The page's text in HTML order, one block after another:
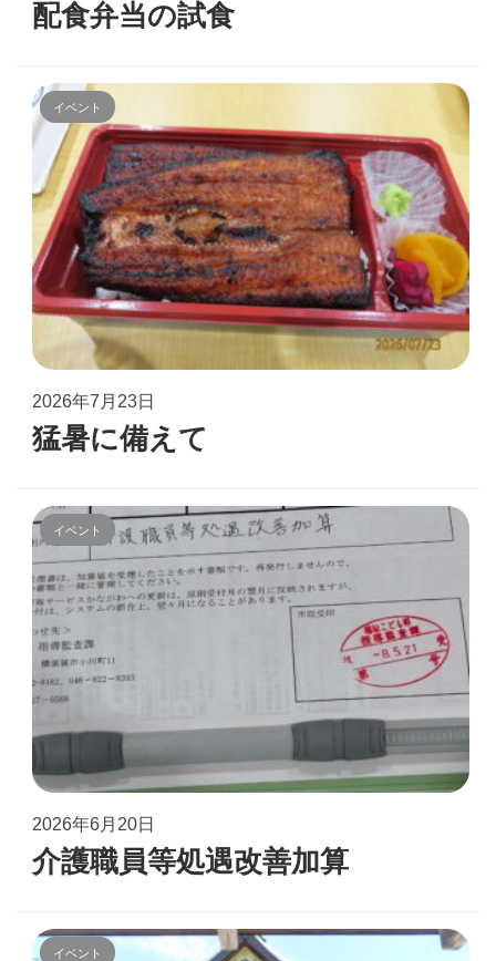
配食弁当の試食
イベント
2026年7月23日
猛暑に備えて
イベント
2026年6月20日
介護職員等処遇改善加算
イベント